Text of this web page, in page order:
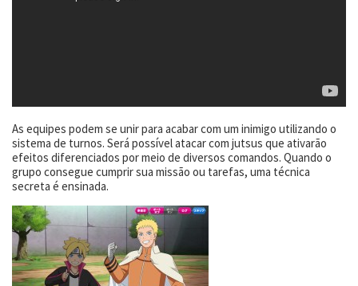
As equipes podem se unir para acabar com um inimigo utilizando o
sistema de turnos. Será possível atacar com jutsus que ativarão
efeitos diferenciados por meio de diversos comandos. Quando o
grupo consegue cumprir sua missão ou tarefas, uma técnica
secreta é ensinada.